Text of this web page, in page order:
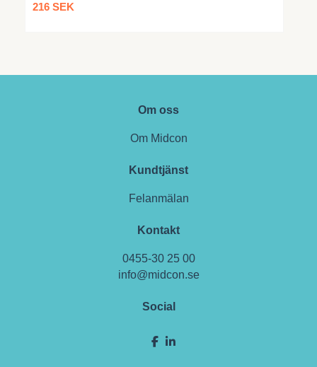
216 SEK
Om oss
Om Midcon
Kundtjänst
Felanmälan
Kontakt
0455-30 25 00
info@midcon.se
Social